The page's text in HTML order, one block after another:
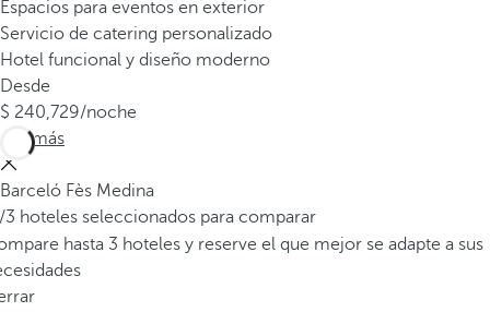
r
a
o
p
c
ó
n
d
e
l
a
Espacios para eventos en exterior
Servicio de catering personalizado
Hotel funcional y diseño moderno
Desde
240,729/noche
Ver más
Barceló Fès Medina
/3 hoteles seleccionados para comparar
hasta 3 hoteles y reserve el que mejor se adapte a sus